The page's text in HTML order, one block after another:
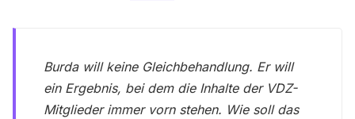
Burda will keine Gleichbehandlung. Er will
ein Ergebnis, bei dem die Inhalte der VDZ-
Mitglieder immer vorn stehen. Wie soll das